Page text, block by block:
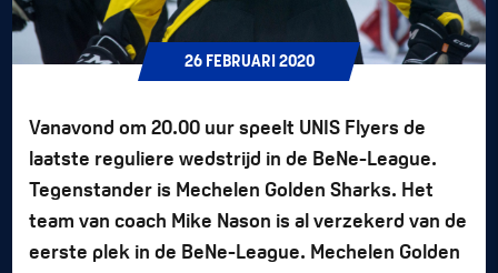
26 FEBRUARI 2020
Vanavond om 20.00 uur speelt UNIS Flyers de
laatste reguliere wedstrijd in de BeNe-League.
Tegenstander is Mechelen Golden Sharks. Het
team van coach Mike Nason is al verzekerd van de
eerste plek in de BeNe-League. Mechelen Golden